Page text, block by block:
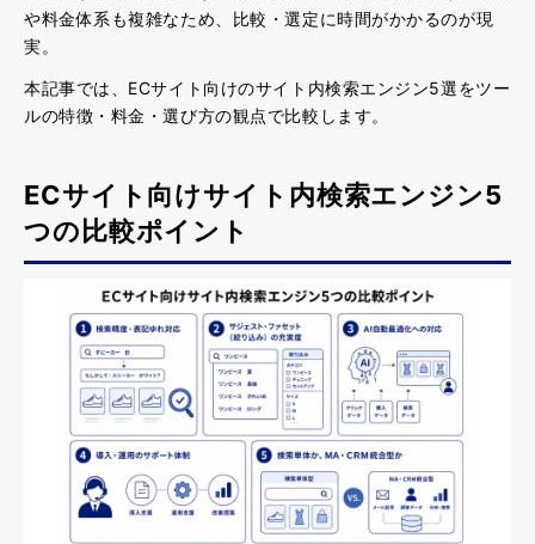
や料金体系も複雑なため、比較・選定に時間がかかるのが現
実。
本記事では、ECサイト向けのサイト内検索エンジン5選をツー
ルの特徴・料金・選び方の観点で比較します。
ECサイト向けサイト内検索エンジン5
つの比較ポイント